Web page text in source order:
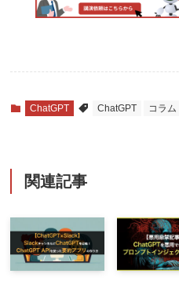
ChatGPT ChatGPT コラム
関連記事